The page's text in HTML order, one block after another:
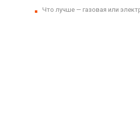
Что лучше — газовая или